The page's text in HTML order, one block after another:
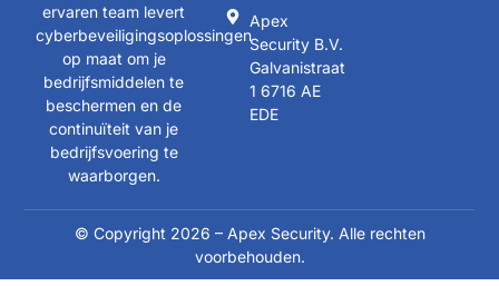
ervaren team levert
cyberbeveiligingsoplossingen
op maat om je
bedrijfsmiddelen te
beschermen en de
continuïteit van je
bedrijfsvoering te
waarborgen.
Apex
Security B.V.
Galvanistraat
1 6716 AE
EDE
© Copyright 2026 – Apex Security. Alle rechten
voorbehouden.